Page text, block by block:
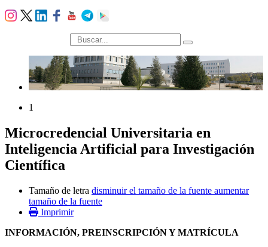
búsqueda
1
Microcredencial Universitaria en
Inteligencia Artificial para Investigación
Científica
Tamaño de letra disminuir el tamaño de la fuente aumentar
tamaño de la fuente
Imprimir
INFORMACIÓN, PREINSCRIPCIÓN Y MATRÍCULA